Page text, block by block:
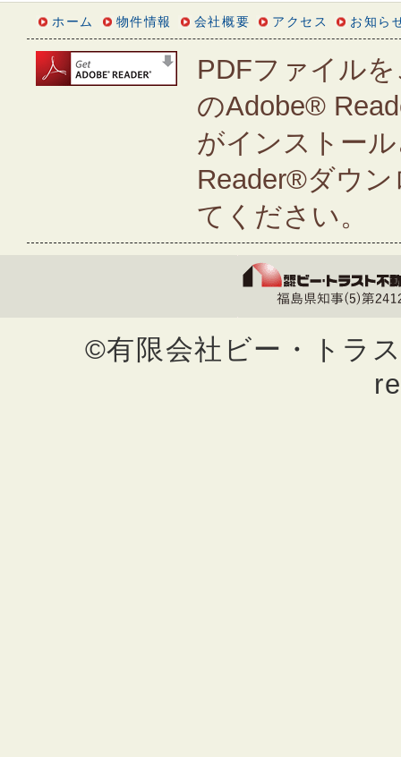
ホーム 物件情報 会社概要 アクセス お知ら
PDFファイル
のAdobe®
がインストー
Reader®ダウ
てください。
©有限会社ビー・トラ